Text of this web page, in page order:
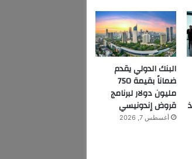
البنك الدولي يقدم
ضماناً بقيمة 750
مليون دولار لبرنامج
قروض إندونيسي
أغسطس 7, 2026